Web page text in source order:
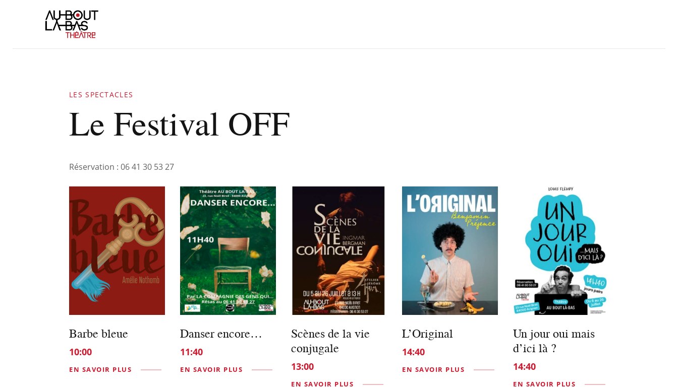
LES SPECTACLES
Le Festival OFF
Réservation : 06 41 30 53 27
Barbe bleue
10:00
EN SAVOIR PLUS
Danser encore…
11:40
EN SAVOIR PLUS
Scènes de la vie
conjugale
13:00
EN SAVOIR PLUS
L’Original
14:40
EN SAVOIR PLUS
Un jour oui mais
d’ici là ?
14:40
EN SAVOIR PLUS